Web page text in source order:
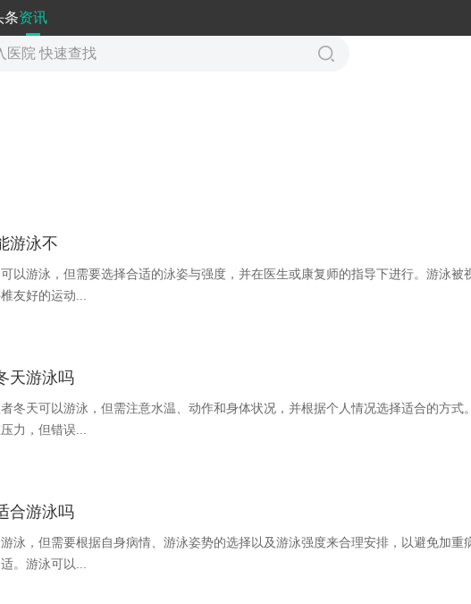
条资讯
游泳不
以游泳，但需要选择合适的泳姿与强度，并在医生或康复师的指导下进行。游泳被
友好的运动...
天游泳吗
冬天可以游泳，但需注意水温、动作和身体状况，并根据个人情况选择适合的方式
力，但错误...
合游泳吗
泳，但需要根据自身病情、游泳姿势的选择以及游泳强度来合理安排，以避免加重
。游泳可以...